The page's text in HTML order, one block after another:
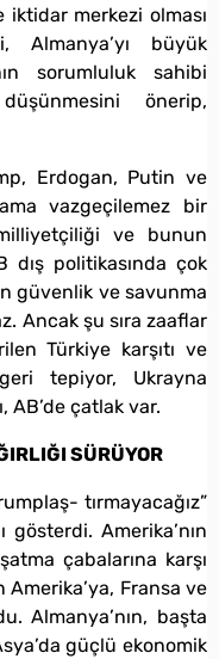
iktidar merkezi olması
Almanya’yı büyük
sorumluluk sahibi
önerip,
Erdogan, Putin ve
vazgeçilemez bir
ve bunun
dış politikasında çok
güvenlik ve savunma
Ancak şu sıra zaaflar
Türkiye karşıtı ve
tepiyor, Ukrayna
AB’de çatlak var.
SÜRÜYOR
tırmayacağız”
gösterdi. Amerika’nın
çabalarına karşı
Amerika’ya, Fransa ve
Almanya’nın, başta
güçlü ekonomik